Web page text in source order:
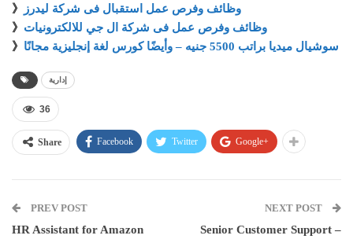
》
وظائف وفرص عمل استقبال فى شركة ليدرز
》 وظائف وفرص عمل فى شركة ال جي للالكترونيات
》
سوشيال ميديا براتب 5500 جنيه – وأيضًا كورس لغة إنجليزية مجانًا
إدارية
36
Share Facebook Twitter Google+
PREV POST
HR Assistant for Amazon
NEXT POST
Senior Customer Support –